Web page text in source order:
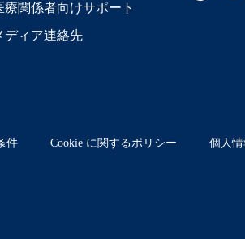
療関係者向けサポート
ディア連絡先
件 Cookie に関するポリシー 個人